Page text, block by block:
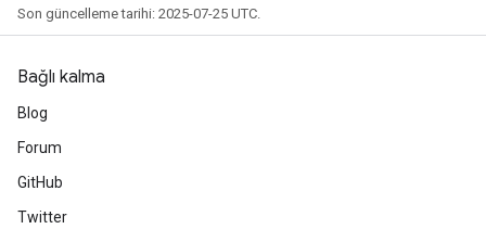
Son güncelleme tarihi: 2025-07-25 UTC.
Bağlı kalma
Blog
Forum
GitHub
Twitter